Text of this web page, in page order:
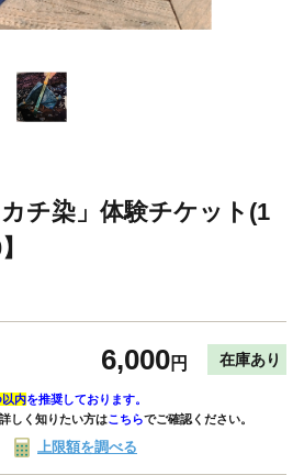
チ染」体験チケット(1
6,000円 在庫あり
以内を推奨しております。
しく知りたい方はこちらでご確認ください。
上限額を調べる